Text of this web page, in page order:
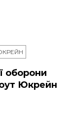
оборони
Юкрейн